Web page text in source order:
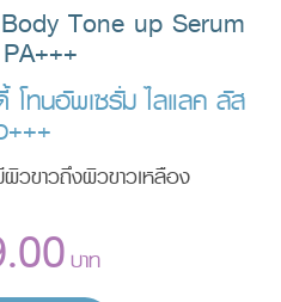
Tone up Serum
โทนอัพเซรั่ม ไลแลค ลัส
ผิวขาวถึงผิวขาวเหลือง
บาท